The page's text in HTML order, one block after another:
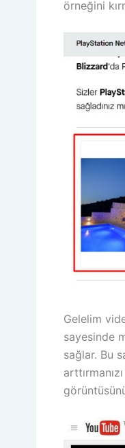
örneğini
Gelelim
sayesinde
sağlar. Bu